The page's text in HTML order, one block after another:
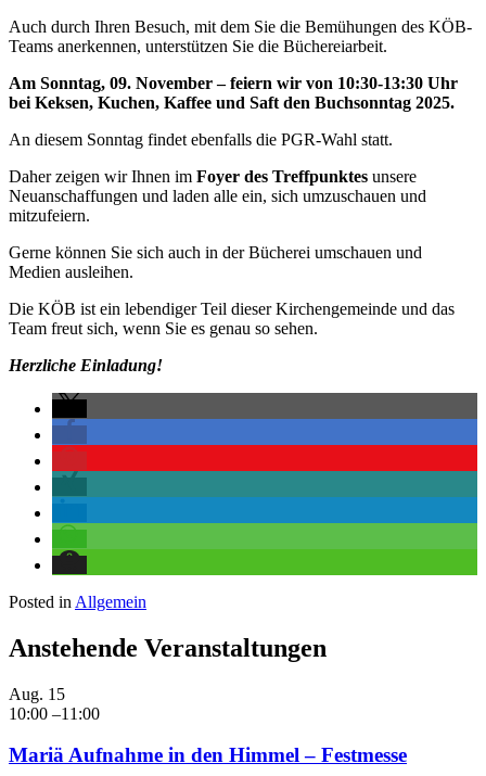
Auch durch Ihren Besuch, mit dem Sie die Bemühungen des KÖB-
Teams anerkennen, unterstützen Sie die Büchereiarbeit.
Am Sonntag, 09. November – feiern wir von 10:30-13:30 Uhr
bei Keksen, Kuchen, Kaffee und Saft den Buchsonntag 2025.
An diesem Sonntag findet ebenfalls die PGR-Wahl statt.
Daher zeigen wir Ihnen im Foyer des Treffpunktes unsere
Neuanschaffungen und laden alle ein, sich umzuschauen und
mitzufeiern.
Gerne können Sie sich auch in der Bücherei umschauen und
Medien ausleihen.
Die KÖB ist ein lebendiger Teil dieser Kirchengemeinde und das
Team freut sich, wenn Sie es genau so sehen.
Herzliche Einladung!
Posted in Allgemein
Anstehende Veranstaltungen
Aug. 15
10:00 –11:00
Mariä Aufnahme in den Himmel – Festmesse